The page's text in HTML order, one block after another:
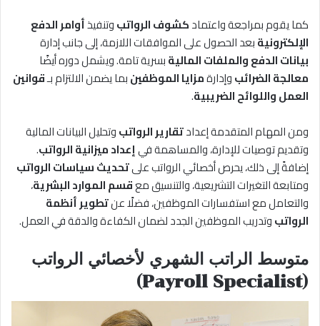
كما يقوم بمراجعة واعتمادكشوف الرواتبوتنفيذأوامر الدفع
الإلكترونيةبعد الحصول على الموافقات اللازمة، إلى جانب إدارة
بيانات الدفع والملفات الماليةبسرية تامة. ويشمل دوره أيضًا
معالجة الضرائبوإدارةمزايا الموظفينبما يضمن الالتزام بـقوانين
العمل واللوائح الضريبية.
ومن المهام المتقدمة إعدادتقارير الرواتبوتحليل البيانات المالية
وتقديم توصيات للإدارة، والمساهمة فيإعداد ميزانية الرواتب.
إضافةً إلى ذلك، يحرص أخصائي الرواتب علىتحديث سياسات الرواتب
ومتابعة التغيرات التشريعية، والتنسيق معقسم الموارد البشرية،
والتعامل مع استفسارات الموظفين، فضلًا عنتطوير أنظمة
الرواتبوتدريب الموظفين الجدد لضمان الكفاءة والدقة في العمل.
متوسط الراتب الشهري لأخصائي الرواتب
(Payroll Specialist)